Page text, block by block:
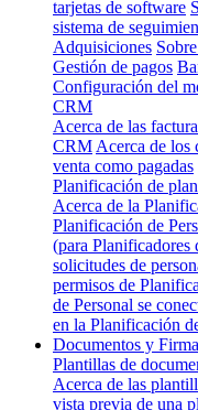
tarjetas de software
sistema de
Adquisiciones
Gestión de pagos
Configuración del
CRM
Acerca de las
CRM Acerca de los
venta como pagadas
Planificación de
Acerca de la
Planificación de
(para Planificadores
solicitudes de
permisos de
de Personal se
en la Planificación
Documentos y
Plantillas de
Acerca de las
vista previa de una